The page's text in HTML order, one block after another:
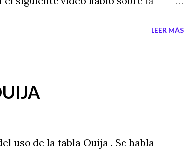
LEER MÁS
uso de la tabla Ouija . Se habla